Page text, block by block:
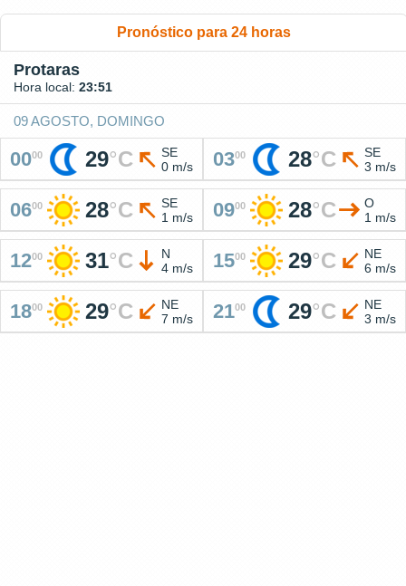
Pronóstico para 24 horas
Protaras
Hora local: 23:51
09 AGOSTO, DOMINGO
0000 29°C
SE
0 m/s
0300 28°C
SE
3 m/s
0600 28°C
SE
1 m/s
0900 28°C
O
1 m/s
1200 31°C
N
4 m/s
1500 29°C
NE
6 m/s
1800 29°C
NE
7 m/s
2100 29°C
NE
3 m/s